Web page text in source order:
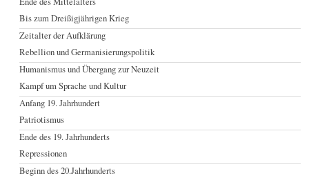
Bis zum Dreißigjährigen Krieg
Zeitalter der Aufklärung
Rebellion und Germanisierungspolitik
Humanismus und Übergang zur Neuzeit
Kampf um Sprache und Kultur
Anfang 19. Jahrhundert
Patriotismus
Ende des 19. Jahrhunderts
Repressionen
Beginn des 20.Jahrhunderts